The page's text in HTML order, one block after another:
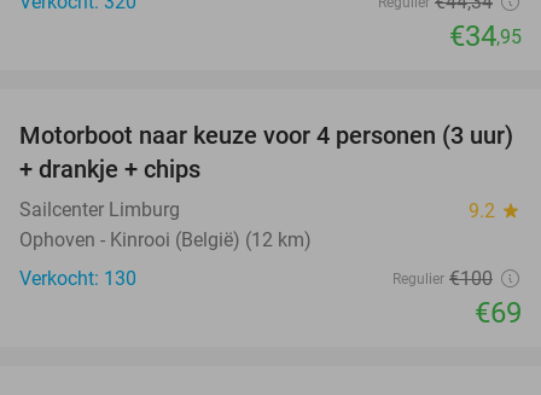
€34,95
31%
Motorboot naar keuze voor 4 personen (3 uur)
+ drankje + chips
Sailcenter Limburg 9.2 star
Ophoven - Kinrooi (België) (12 km)
Verkocht: 130
Regulier €100
€69